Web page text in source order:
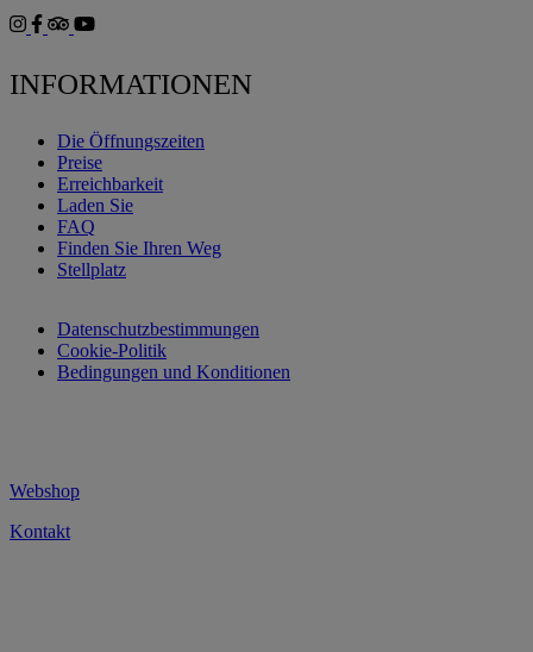
INFORMATIONEN
Die Öffnungszeiten
Preise
Erreichbarkeit
Laden Sie
FAQ
Finden Sie Ihren Weg
Stellplatz
Datenschutzbestimmungen
Cookie-Politik
Bedingungen und Konditionen
Webshop
Kontakt